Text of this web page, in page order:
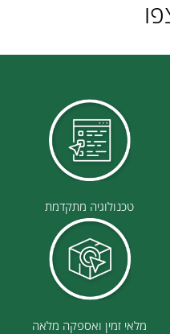
טכנולוגיה מתקדמת
מלאי זמין ואספקה מלאה